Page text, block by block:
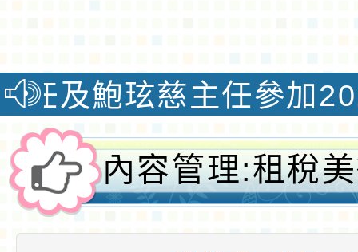
慈主任參加2026全
內容管理:租稅